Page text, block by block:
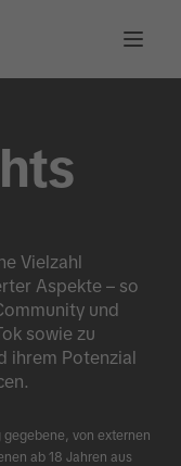
Vielzahl
Aspekte – so
und
sowie zu
ihrem Potenzial
gegebene, von externen
ab 18 Jahren aus